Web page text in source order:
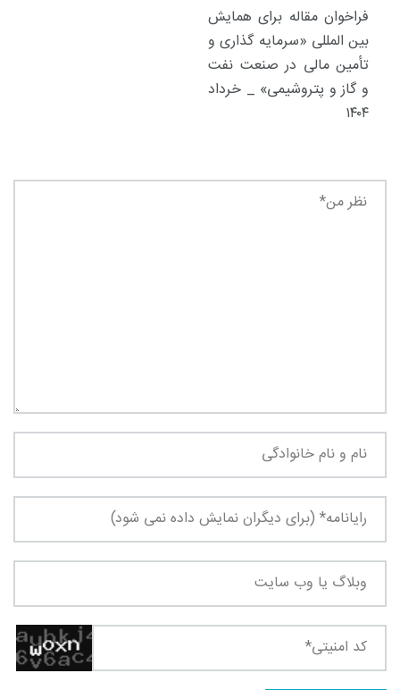
فراخوان مقاله برای همایش
بین المللی «سرمایه گذاری و
تأمین مالی در صنعت نفت
و گاز و پتروشیمی» _ خرداد
۱۴۰۴